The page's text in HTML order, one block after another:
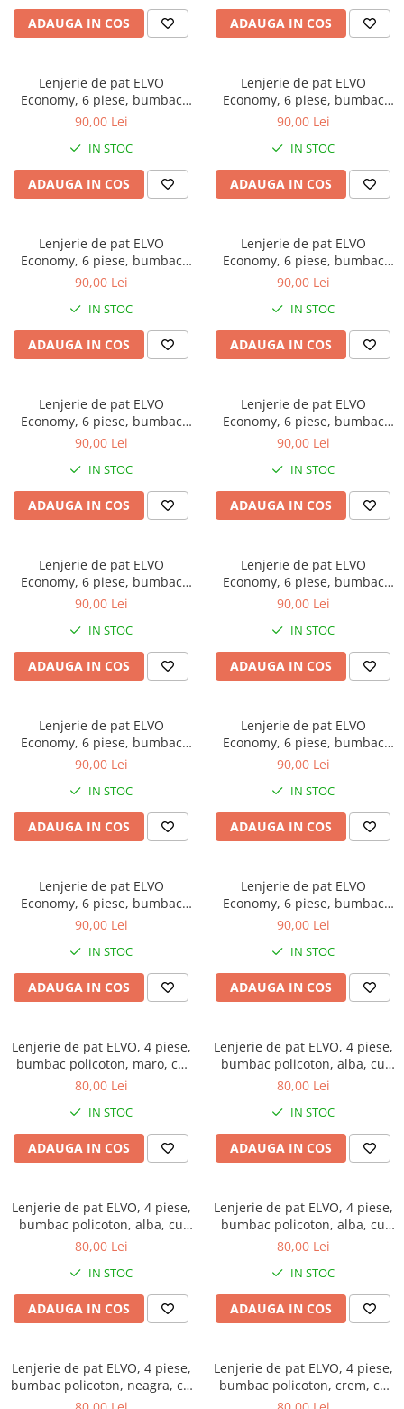
Imprimeu
Cu dungi
Cu inimioare
Cu ursuleti
ADAUGA IN COS ADAUGA IN COS
Lenjerie de pat ELVO
Economy, 6 piese, bumbac
policoton, gri, cu flori crem
90,00 Lei
IN STOC
ADAUGA IN COS
Lenjerie de pat ELVO
Economy, 6 piese, bumbac
policoton, bleu, cu flori
90,00 Lei
IN STOC
ADAUGA IN COS
Lenjerie de pat ELVO
Economy, 6 piese, bumbac
policoton, bleumarin, cu flori
90,00 Lei
IN STOC
ADAUGA IN COS
Lenjerie de pat ELVO
Economy, 6 piese, bumbac
policoton, maro, cu fluturi
90,00 Lei
IN STOC
ADAUGA IN COS
Lenjerie de pat ELVO
Economy, 6 piese, bumbac
policoton, alba, cu lalele
90,00 Lei
IN STOC
ADAUGA IN COS
Lenjerie de pat ELVO
Economy, 6 piese, bumbac
policoton, neagra, cu papadii
90,00 Lei
IN STOC
ADAUGA IN COS
Lenjerie de pat ELVO
Economy, 6 piese, bumbac
policoton, bleumarin, cu
90,00 Lei
IN STOC
ADAUGA IN COS
Lenjerie de pat ELVO
Economy, 6 piese, bumbac
policoton, crem, cu flori
90,00 Lei
IN STOC
ADAUGA IN COS
Lenjerie de pat ELVO
Economy, 6 piese, bumbac
policoton, verde, cu animal
90,00 Lei
IN STOC
ADAUGA IN COS
Lenjerie de pat ELVO
Economy, 6 piese, bumbac
policoton, bleumarin, cu
90,00 Lei
IN STOC
ADAUGA IN COS
Lenjerie de pat ELVO
Economy, 6 piese, bumbac
policoton, gri, cu carouri
90,00 Lei
IN STOC
ADAUGA IN COS
Lenjerie de pat ELVO
Economy, 6 piese, bumbac
policoton, crem, cu model
90,00 Lei
IN STOC
ADAUGA IN COS
Lenjerie de pat ELVO, 4 piese,
bumbac policoton, maro, cu
flori albe
80,00 Lei
IN STOC
ADAUGA IN COS
Lenjerie de pat ELVO, 4 piese,
bumbac policoton, alba, cu
flori verzi si albastre
80,00 Lei
IN STOC
ADAUGA IN COS
Lenjerie de pat ELVO, 4 piese,
bumbac policoton, alba, cu
flori roz
80,00 Lei
IN STOC
ADAUGA IN COS
Lenjerie de pat ELVO, 4 piese,
bumbac policoton, alba, cu
copaci multicolori
80,00 Lei
IN STOC
ADAUGA IN COS
Lenjerie de pat ELVO, 4 piese,
bumbac policoton, neagra, cu
papadii si note muzicale
Lenjerie de pat ELVO, 4 piese,
bumbac policoton, crem, cu
flori